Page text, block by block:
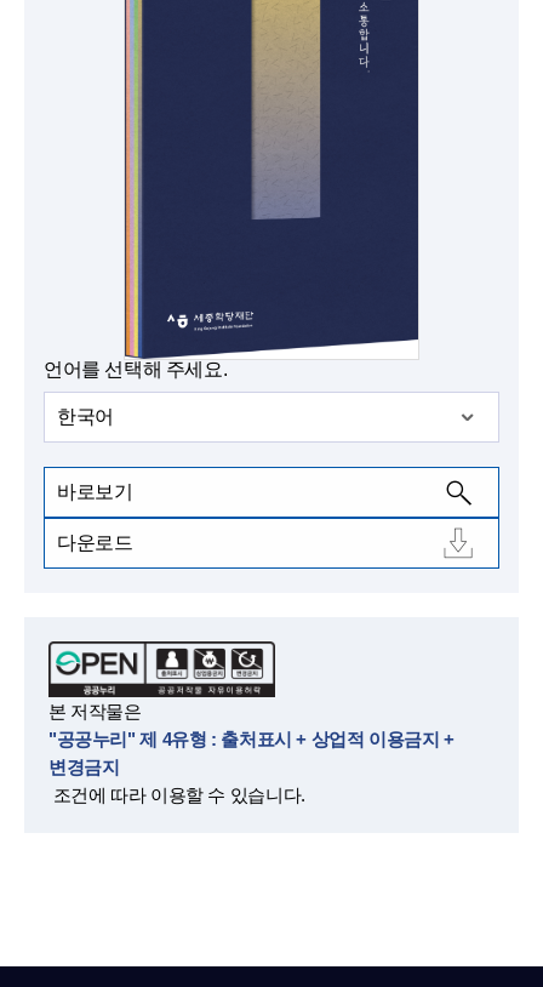
언어를 선택해 주세요.
한국어
바로보기
다운로드
본 저작물은
"공공누리" 제 4유형 : 출처표시 + 상업적 이용금지 +
변경금지
조건에 따라 이용할 수 있습니다.